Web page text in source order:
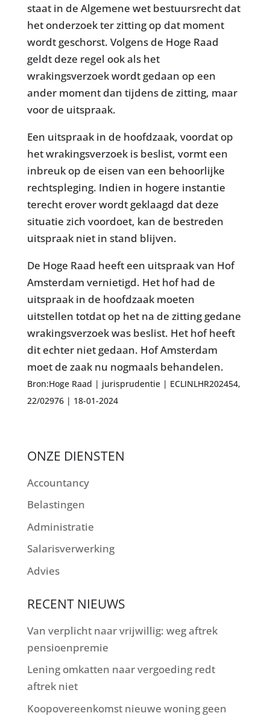
staat in de Algemene wet bestuursrecht dat
het onderzoek ter zitting op dat moment
wordt geschorst. Volgens de Hoge Raad
geldt deze regel ook als het
wrakingsverzoek wordt gedaan op een
ander moment dan tijdens de zitting, maar
voor de uitspraak.
Een uitspraak in de hoofdzaak, voordat op
het wrakingsverzoek is beslist, vormt een
inbreuk op de eisen van een behoorlijke
rechtspleging. Indien in hogere instantie
terecht erover wordt geklaagd dat deze
situatie zich voordoet, kan de bestreden
uitspraak niet in stand blijven.
De Hoge Raad heeft een uitspraak van Hof
Amsterdam vernietigd. Het hof had de
uitspraak in de hoofdzaak moeten
uitstellen totdat op het na de zitting gedane
wrakingsverzoek was beslist. Het hof heeft
dit echter niet gedaan. Hof Amsterdam
moet de zaak nu nogmaals behandelen.
Bron:Hoge Raad | jurisprudentie | ECLINLHR202454,
22/02976 | 18-01-2024
ONZE DIENSTEN
Accountancy
Belastingen
Administratie
Salarisverwerking
Advies
RECENT NIEUWS
Van verplicht naar vrijwillig: weg aftrek
pensioenpremie
Lening omkatten naar vergoeding redt
aftrek niet
Koopovereenkomst nieuwe woning geen